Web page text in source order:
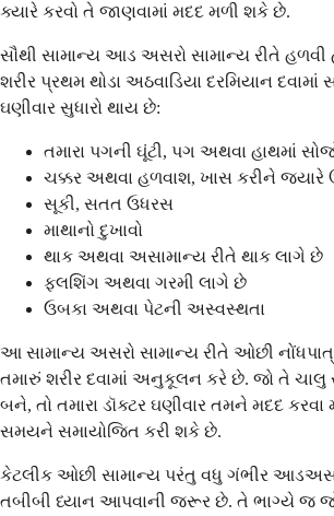
ક્યારે કરવો તે જાણવામાં મદદ મળી શકે છે.
સૌથી સામાન્ય આડ અસરો સામાન્ય રીતે હળવી
શરીર પ્રથમ થોડા અઠવાડિયા દરમિયાન દવામાં
ઘણીવાર સુધારો થાય છે:
તમારા પગની ઘૂંટી, પગ અથવા હાથમાં
ચક્કર અથવા હળવાશ, ખાસ કરીને
સૂકી, સતત ઉધરસ
માથાનો દુખાવો
થાક અથવા અસામાન્ય રીતે થાક લાગે છે
ફ્લશિંગ અથવા ગરમી લાગે છે
ઉબકા અથવા પેટની અસ્વસ્થતા
આ સામાન્ય અસરો સામાન્ય રીતે ઓછી
તમારું શરીર દવામાં અનુકૂલન કરે છે. જો તે ચાલુ
બને, તો તમારા ડૉક્ટર ઘણીવાર તમને મદદ કરવા
સમયને સમાયોજિત કરી શકે છે.
કેટલીક ઓછી સામાન્ય પરંતુ વધુ ગંભીર
તબીબી ધ્યાન આપવાની જરૂર છે. તે ભાગ્યે જ